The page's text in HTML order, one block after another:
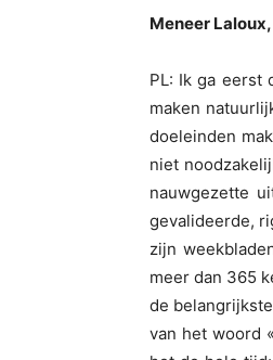
Meneer
PL: Ik ga eerst
maken
doeleinden
niet
nauwgezette
gevalideerde,
zijn
meer dan 365
de
van het woord